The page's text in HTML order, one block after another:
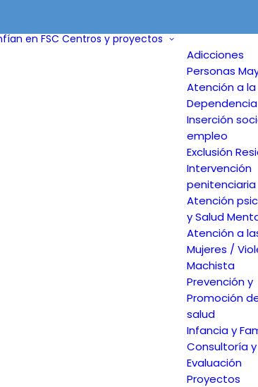
en FSC Centros y proyectos
Adicciones
Personas
Atención a la
Dependencia
Inserción
empleo
Exclusión
Intervención
penitenciaria
Atención
y Salud
Atención a
Mujeres /
Machista
Prevención y
Promoción
salud
Infancia y
Consultoría y
Evaluación
Proyectos